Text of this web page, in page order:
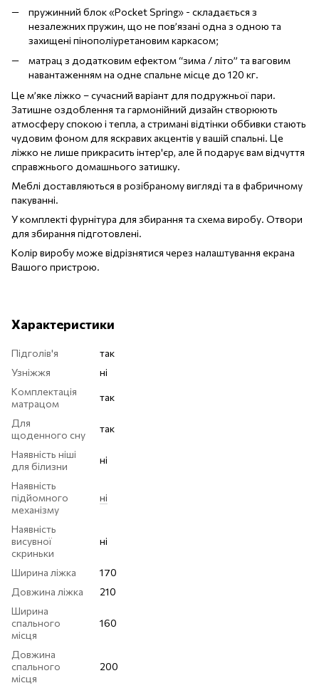
пружинний блок «Pocket Spring» - складається з
незалежних пружин, що не пов’язані одна з одною та
захищені пінополіуретановим каркасом;
матрац з додатковим ефектом “зима / літо” та ваговим
навантаженням на одне спальне місце до 120 кг.
Це м’яке ліжко – сучасний варіант для подружньої пари.
Затишне оздоблення та гармонійний дизайн створюють
атмосферу спокою і тепла, а стримані відтінки оббивки стають
чудовим фоном для яскравих акцентів у вашій спальні. Це
ліжко не лише прикрасить інтер'єр, але й подарує вам відчуття
справжнього домашнього затишку.
Меблі доставляються в розібраному вигляді та в фабричному
пакуванні.
У комплекті фурнітура для збирання та схема виробу. Отвори
для збирання підготовлені.
Колір виробу може відрізнятися через налаштування екрана
Вашого пристрою.
Характеристики
Підголів'я
так
Узніжжя
ні
Комплектація
матрацом
так
Для
щоденного сну
так
Наявність ніші
для білизни
ні
Наявність
підйомного
механізму
ні
Наявність
висувної
скриньки
ні
Ширина ліжка
170
Довжина ліжка
210
Ширина
спального
місця
160
Довжина
спального
місця
200